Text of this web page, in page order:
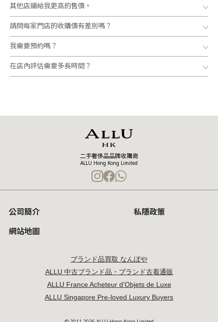
其他店鋪給我更高的售價。
請問每家門店的收購價有差別嗎？
我需要預約嗎？
在店內評估需要多長時間？
二手奢侈品品牌收購商
ALLU Hong Kong Limited
公司簡介
私隱政策
網站地圖
ブランド品買取 なんぼや
ALLU 中古ブランド品・ブランド古着通販
ALLU France Acheteur d'Objets de Luxe
ALLU Singapore Pre-loved Luxury Buyers